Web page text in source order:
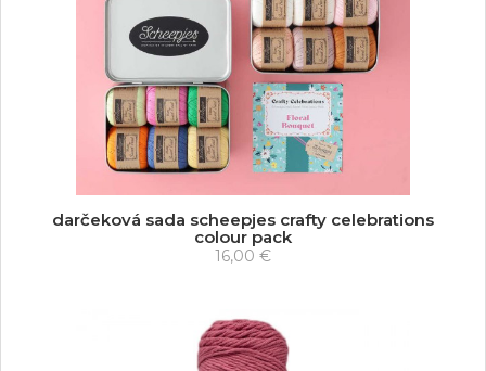
darčeková sada scheepjes crafty celebrations
colour pack
16,00 €